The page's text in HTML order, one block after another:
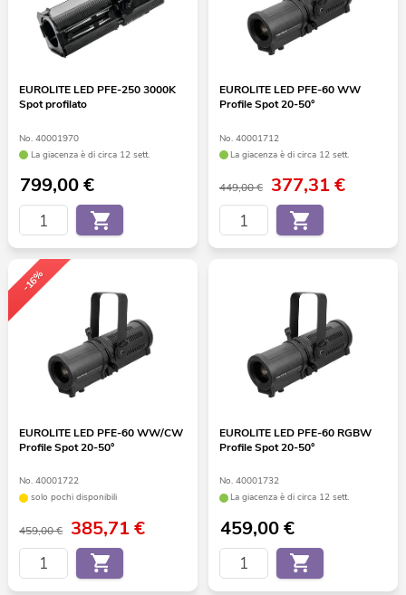
EUROLITE LED PFE-250 3000K
Spot profilato
No. 40001970
La giacenza è di circa 12 sett.
799,00€
EUROLITE LED PFE-60 WW
Profile Spot 20-50°
No. 40001712
La giacenza è di circa 12 sett.
449,00 € 377,31€
-16%
EUROLITE LED PFE-60 WW/CW
Profile Spot 20-50°
No. 40001722
solo pochi disponibili
459,00 € 385,71€
EUROLITE LED PFE-60 RGBW
Profile Spot 20-50°
No. 40001732
La giacenza è di circa 12 sett.
459,00€